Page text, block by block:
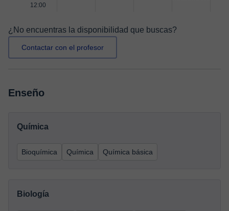
12:00
¿No encuentras la disponibilidad que buscas?
Contactar con el profesor
Enseño
Química
Bioquímica Química Química básica
Biología